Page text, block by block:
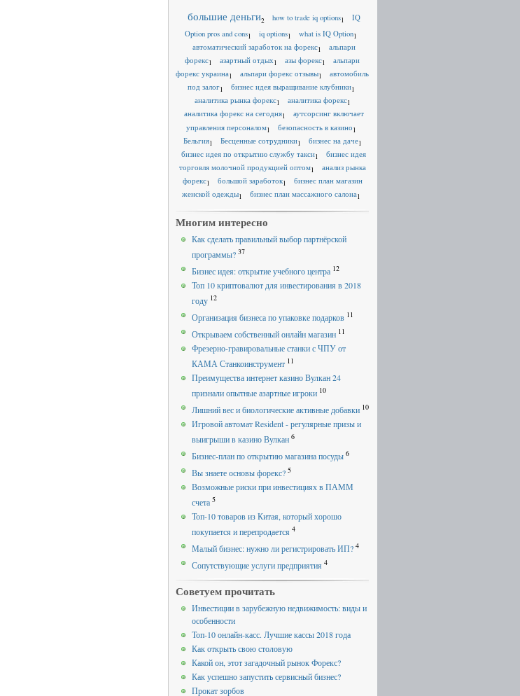
большие деньги2 how to trade iq options1
IQ
Option pros and cons1 iq options1 what is IQ Option1
автоматический заработок на форекс1
альпари
форекс1 азартный отдых1 азы форекс1
альпари
форекс украина1 альпари форекс отзывы1
автомобиль
под залог1 бизнес идея выращивание клубники1
аналитика рынка форекс1 аналитика форекс1
аналитика форекс на сегодня1
аутсорсинг включает
управления персоналом1 безопасность в казино1
Бельгия1 Бесценные сотрудники1 бизнес на даче1
бизнес идея по открытию службу такси1
бизнес идея
торговля молочной продукцией оптом1
анализ рынка
форекс1 большой заработок1
бизнес план магазин
женской одежды1 бизнес план массажного салона1
Многим интересно
Как сделать правильный выбор партнёрской
программы? 37
Бизнес идея: открытие учебного центра 12
Топ 10 криптовалют для инвестирования в 2018
году 12
Организация бизнеса по упаковке подарков 11
Открываем собственный онлайн магазин 11
Фрезерно-гравировальные станки с ЧПУ от
КАМА Станкоинструмент 11
Преимущества интернет казино Вулкан 24
признали опытные азартные игроки 10
Лишний вес и биологические активные добавки 10
Игровой автомат Resident - регулярные призы и
выигрыши в казино Вулкан 6
Бизнес-план по открытию магазина посуды 6
Вы знаете основы форекс? 5
Возможные риски при инвестициях в ПАММ
счета 5
Топ-10 товаров из Китая, который хорошо
покупается и перепродается 4
Малый бизнес: нужно ли регистрировать ИП? 4
Сопутствующие услуги предприятия 4
Советуем прочитать
Инвестиции в зарубежную недвижимость: виды и
особенности
Топ-10 онлайн-касс. Лучшие кассы 2018 года
Как открыть свою столовую
Какой он, этот загадочный рынок Форекс?
Как успешно запустить сервисный бизнес?
Прокат зорбов